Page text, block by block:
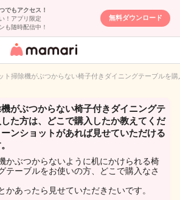
でもアクセス！
！アプリ限定
も随時配信中！
無料ダウンロード
女性専用匿名QA
イト
ト掃除機がぶつからない椅子付きダイニングテーブルを
がぶつからない椅子付きダイニングテ
た方は、どこで購入したか教えてくだ
ンショットがあれば見せていただける
かぶつからないように机にかけられる椅
テーブルをお使いの方、どこで購入なさ
かあったら見せていただきたいです。